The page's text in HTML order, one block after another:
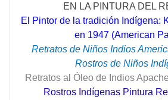
EN LA PINTURA DEL
El Pintor de la tradición Indígena:
en 1947 (American
Retratos de Niños Indios
Rostros de Niños
Retratos al Óleo de Indios
Rostros Indígenas Pintura